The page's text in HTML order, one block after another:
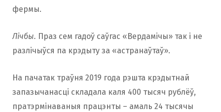
фермы.
Лічбы. Праз сем гадоў саўгас «Вердамічы» так і не
разлічыўся па крэдыту за «астранаўтаў».
На пачатак траўня 2019 года рэшта крэдытнай
запазычанасці складала каля 400 тысяч рублёў,
пратэрмінаваныя працэнты – амаль 24 тысячы